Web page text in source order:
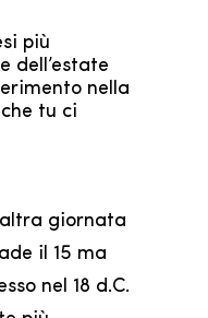
più
dell’estate
nella
tu ci
giornata
il 15 ma
nel 18 d.C.